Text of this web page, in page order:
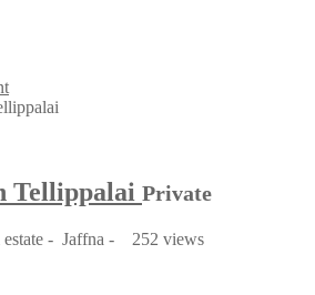
Tellippalai Private
- Jaffna - 252 views